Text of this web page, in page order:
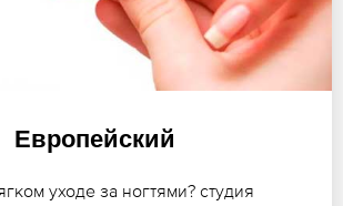
Европейский
уходе за ногтями? студия